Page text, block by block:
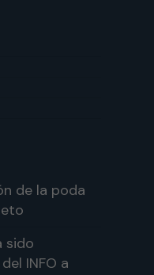
de la poda
sido
INFO a